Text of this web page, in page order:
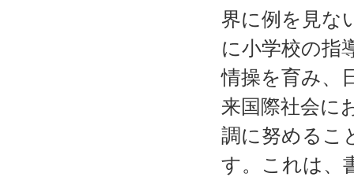
界に例を見な
に小学校の指
情操を育み、
来国際社会に
調に努めるこ
す。これは、